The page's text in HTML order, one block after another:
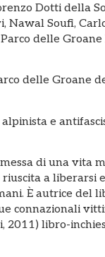
Dotti della
Nawal Soufi,
delle
delle Groane
e
di una vita
a liberarsi
È autrice del
connazionali
2011) libro-